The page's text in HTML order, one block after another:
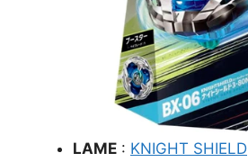
LAME : KNIGHT SHIELD